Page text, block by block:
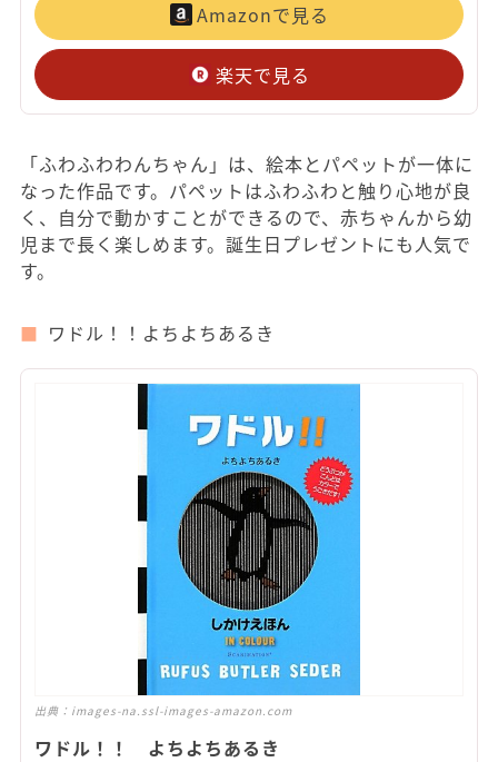
Amazonで見る
楽天で見る
「ふわふわわんちゃん」は、絵本とパペットが一体に
なった作品です。パペットはふわふわと触り心地が良
く、自分で動かすことができるので、赤ちゃんから幼
児まで長く楽しめます。誕生日プレゼントにも人気で
す。
ワドル！！よちよちあるき
出典： images-na.ssl-images-amazon.com
ワドル！！ よちよちあるき